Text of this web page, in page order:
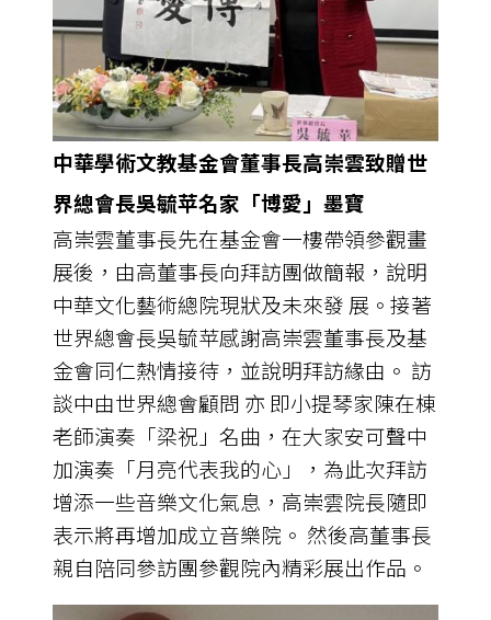
中華學術文教基金會董事長高崇雲致贈世
界總會長吳毓苹名家「博愛」墨寶
高崇雲董事長先在基金會一樓帶領參觀畫
展後，由高董事長向拜訪團做簡報，說明
中華文化藝術總院現狀及未來發 展。接著
世界總會長吳毓苹感謝高崇雲董事長及基
金會同仁熱情接待，並說明拜訪緣由。 訪
談中由世界總會顧問 亦 即小提琴家陳在棟
老師演奏「梁祝」名曲，在大家安可聲中
加演奏「月亮代表我的心」，為此次拜訪
增添一些音樂文化氣息，高崇雲院長隨即
表示將再增加成立音樂院。 然後高董事長
親自陪同參訪團參觀院內精彩展出作品。